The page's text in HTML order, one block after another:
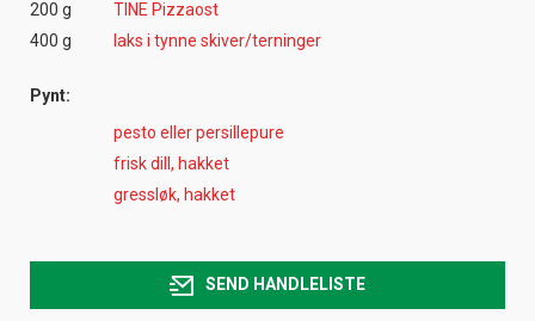
200 g
TINE Pizzaost
400 g
laks i tynne skiver/terninger
Pynt:
pesto eller persillepure
frisk dill, hakket
gressløk, hakket
SEND HANDLELISTE